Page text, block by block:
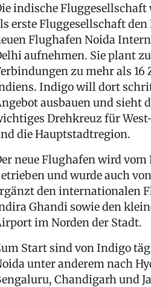
indische Fluggesellschaft
erste Fluggesellschaft
Flughafen Noida
aufnehmen. Sie plant
zu mehr als
Indigo will dort
ausbauen und sieht
Drehkreuz für
die Hauptstadtregion.
neue Flughafen wird
und wurde auch
den internationalen
Ghandi sowie den
im Norden der Stadt.
Start sind von Indigo
unter anderem nach
Chandigarh und